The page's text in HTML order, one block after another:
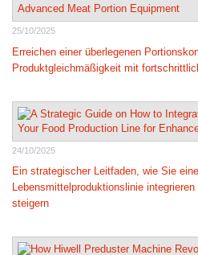
25/10/2025
Erreichen einer überlegenen
Produktgleichmäßigkeit mit
24/10/2025
Ein strategischer Leitfaden, wie Sie
Lebensmittelproduktionslinie
steigern